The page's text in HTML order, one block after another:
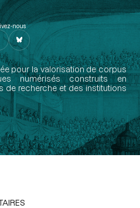
nous
pour la valorisation de corpus
numérisés construits en
de recherche et des institutions